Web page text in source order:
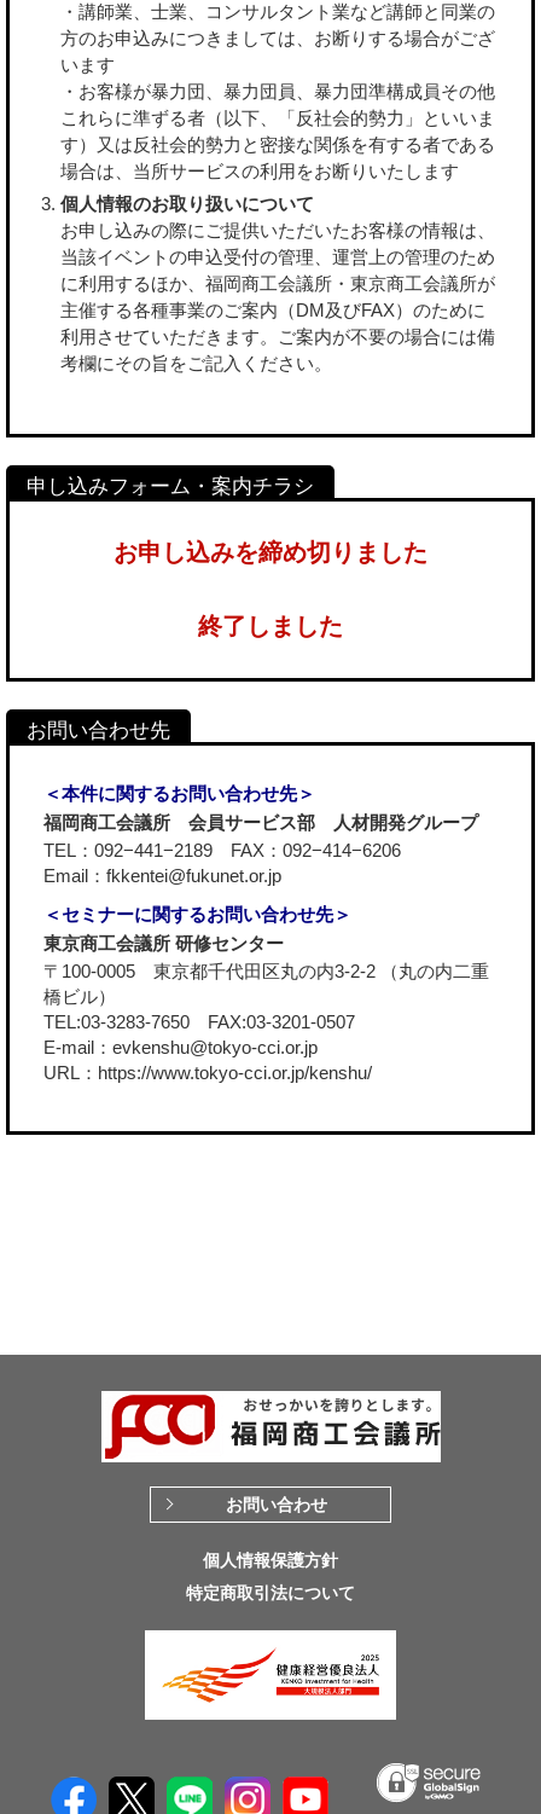
・講師業、士業、コンサルタント業など講師と同業の
方のお申込みにつきましては、お断りする場合がござ
います
・お客様が暴力団、暴力団員、暴力団準構成員その他
これらに準ずる者（以下、「反社会的勢力」といいま
す）又は反社会的勢力と密接な関係を有する者である
場合は、当所サービスの利用をお断りいたします
個人情報のお取り扱いについて
お申し込みの際にご提供いただいたお客様の情報は、
当該イベントの申込受付の管理、運営上の管理のため
に利用するほか、福岡商工会議所・東京商工会議所が
主催する各種事業のご案内（DM及びFAX）のために
利用させていただきます。ご案内が不要の場合には備
考欄にその旨をご記入ください。
お申し込みを締め切りました
終了しました
＜本件に関するお問い合わせ先＞
福岡商工会議所 会員サービス部 人材開発グループ
TEL：092−441−2189 FAX：092−414−6206
Email：fkkentei@fukunet.or.jp
＜セミナーに関するお問い合わせ先＞
東京商工会議所 研修センター
〒100-0005 東京都千代田区丸の内3-2-2 （丸の内二重
橋ビル）
TEL:03-3283-7650 FAX:03-3201-0507
E-mail：evkenshu@tokyo-cci.or.jp
URL： https://www.tokyo-cci.or.jp/kenshu/
お問い合わせ
個人情報保護方針
特定商取引法について